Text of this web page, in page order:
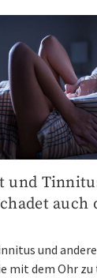
und
auch
und andere
mit dem Ohr zu